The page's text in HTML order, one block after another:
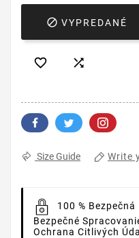
 VYPREDANÉ
 
Size Guide Write
100 % Bezpečná
Bezpečné
Ochrana Citlivých